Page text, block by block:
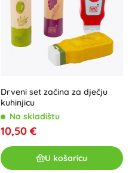
Drveni set začina za dječju
kuhinjicu
Na skladištu
10,50 €
U košaricu